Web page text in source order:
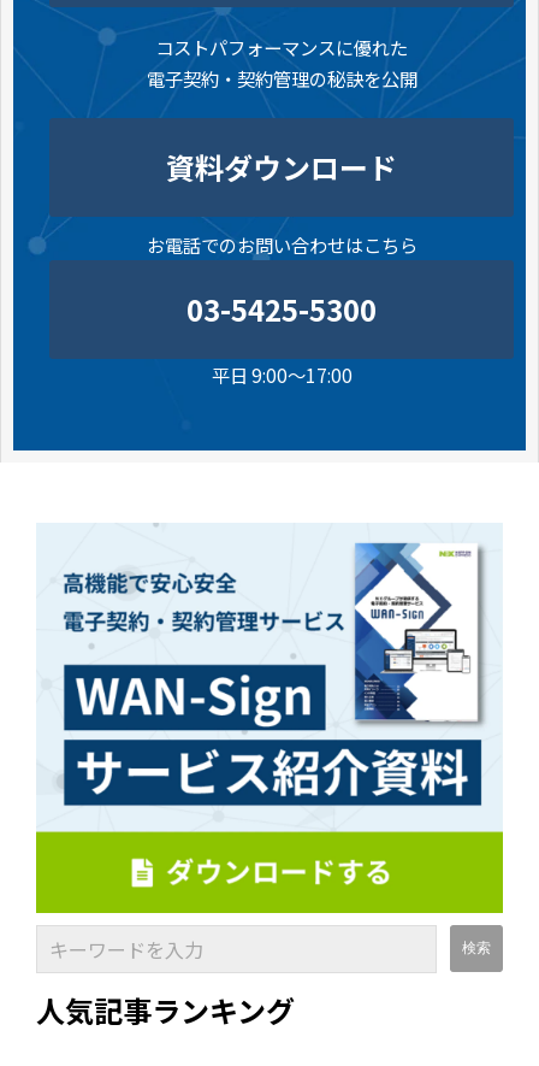
コストパフォーマンスに優れた
電子契約・契約管理の秘訣を公開
資料ダウンロード
お電話でのお問い合わせはこちら
03-5425-5300
平日 9:00～17:00
人気記事ランキング